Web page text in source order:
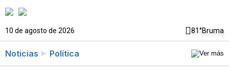
10 de agosto de 2026 81°Bruma
Noticias Política